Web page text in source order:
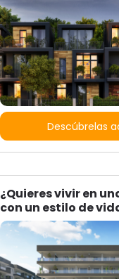
Descúbrelas
¿Quieres vivir en
con un estilo de